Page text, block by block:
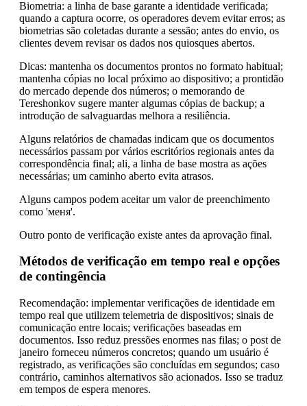
Biometria: a linha de base garante a identidade verificada;
quando a captura ocorre, os operadores devem evitar erros; as
biometrias são coletadas durante a sessão; antes do envio, os
clientes devem revisar os dados nos quiosques abertos.
Dicas: mantenha os documentos prontos no formato habitual;
mantenha cópias no local próximo ao dispositivo; a prontidão
do mercado depende dos números; o memorando de
Tereshonkov sugere manter algumas cópias de backup; a
introdução de salvaguardas melhora a resiliência.
Alguns relatórios de chamadas indicam que os documentos
necessários passam por vários escritórios regionais antes da
correspondência final; ali, a linha de base mostra as ações
necessárias; um caminho aberto evita atrasos.
Alguns campos podem aceitar um valor de preenchimento
como 'меня'.
Outro ponto de verificação existe antes da aprovação final.
Métodos de verificação em tempo real e opções
de contingência
Recomendação: implementar verificações de identidade em
tempo real que utilizem telemetria de dispositivos; sinais de
comunicação entre locais; verificações baseadas em
documentos. Isso reduz pressões enormes nas filas; o post de
janeiro forneceu números concretos; quando um usuário é
registrado, as verificações são concluídas em segundos; caso
contrário, caminhos alternativos são acionados. Isso se traduz
em tempos de espera menores.